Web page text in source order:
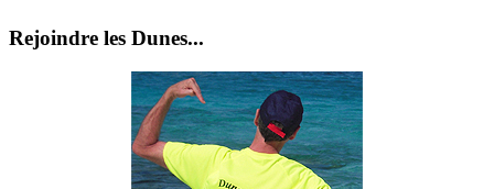
Rejoindre les Dunes...